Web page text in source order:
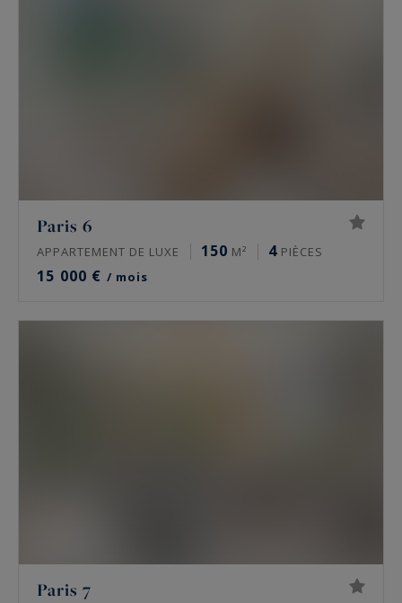
Paris 6
APPARTEMENT DE LUXE 150 M² 4 PIÈCES
15 000 € / mois
Paris 7